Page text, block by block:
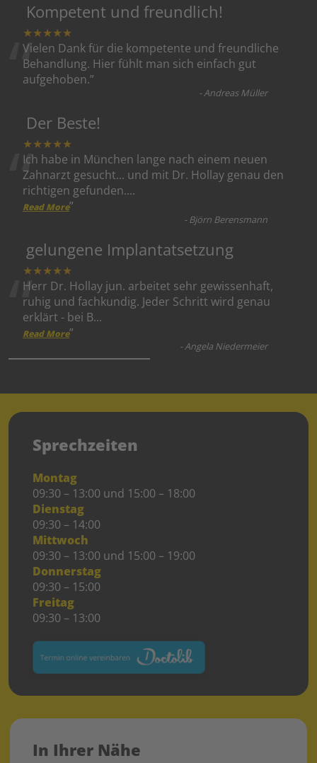
Kompetent und freundlich!
★★★★★
“
Vielen Dank für die kompetente und freundliche
Behandlung. Hier fühlt man sich einfach gut
aufgehoben.”
-Andreas Müller
Der Beste!
★★★★★
“
Ich habe in München lange nach einem neuen
Zahnarzt gesucht... und mit Dr. Hollay genau den
richtigen gefunden....
Read More”
-Björn Berensmann
gelungene Implantatsetzung
★★★★★
“
Herr Dr. Hollay jun. arbeitet sehr gewissenhaft,
ruhig und fachkundig. Jeder Schritt wird genau
erklärt - bei B...
Read More”
-Angela Niedermeier
Sprechzeiten
Montag
09:30 – 13:00 und 15:00 – 18:00
Dienstag
09:30 – 14:00
Mittwoch
09:30 – 13:00 und 15:00 – 19:00
Donnerstag
09:30 – 15:00
Freitag
09:30 – 13:00
In Ihrer Nähe